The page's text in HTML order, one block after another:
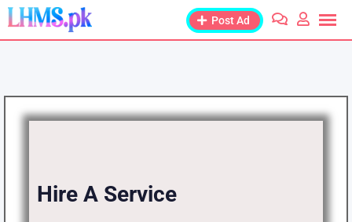
Post Ad
Hire A Service